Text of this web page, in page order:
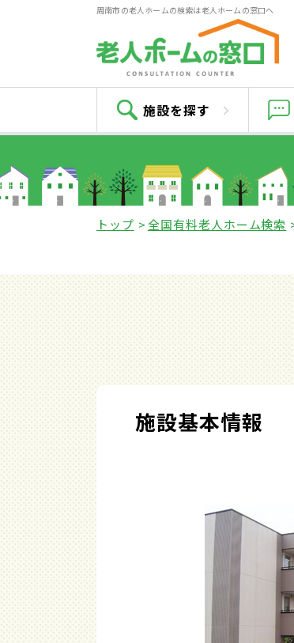
周南市の老人ホームの検索は老人ホームの窓口へ
施設を探す
トップ 全国有料老人ホーム検索
施設基本情報